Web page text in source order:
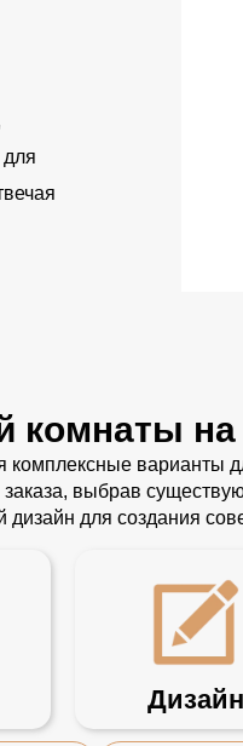
комнаты
варианты
выбрав
дизайн для создания
Дизайн